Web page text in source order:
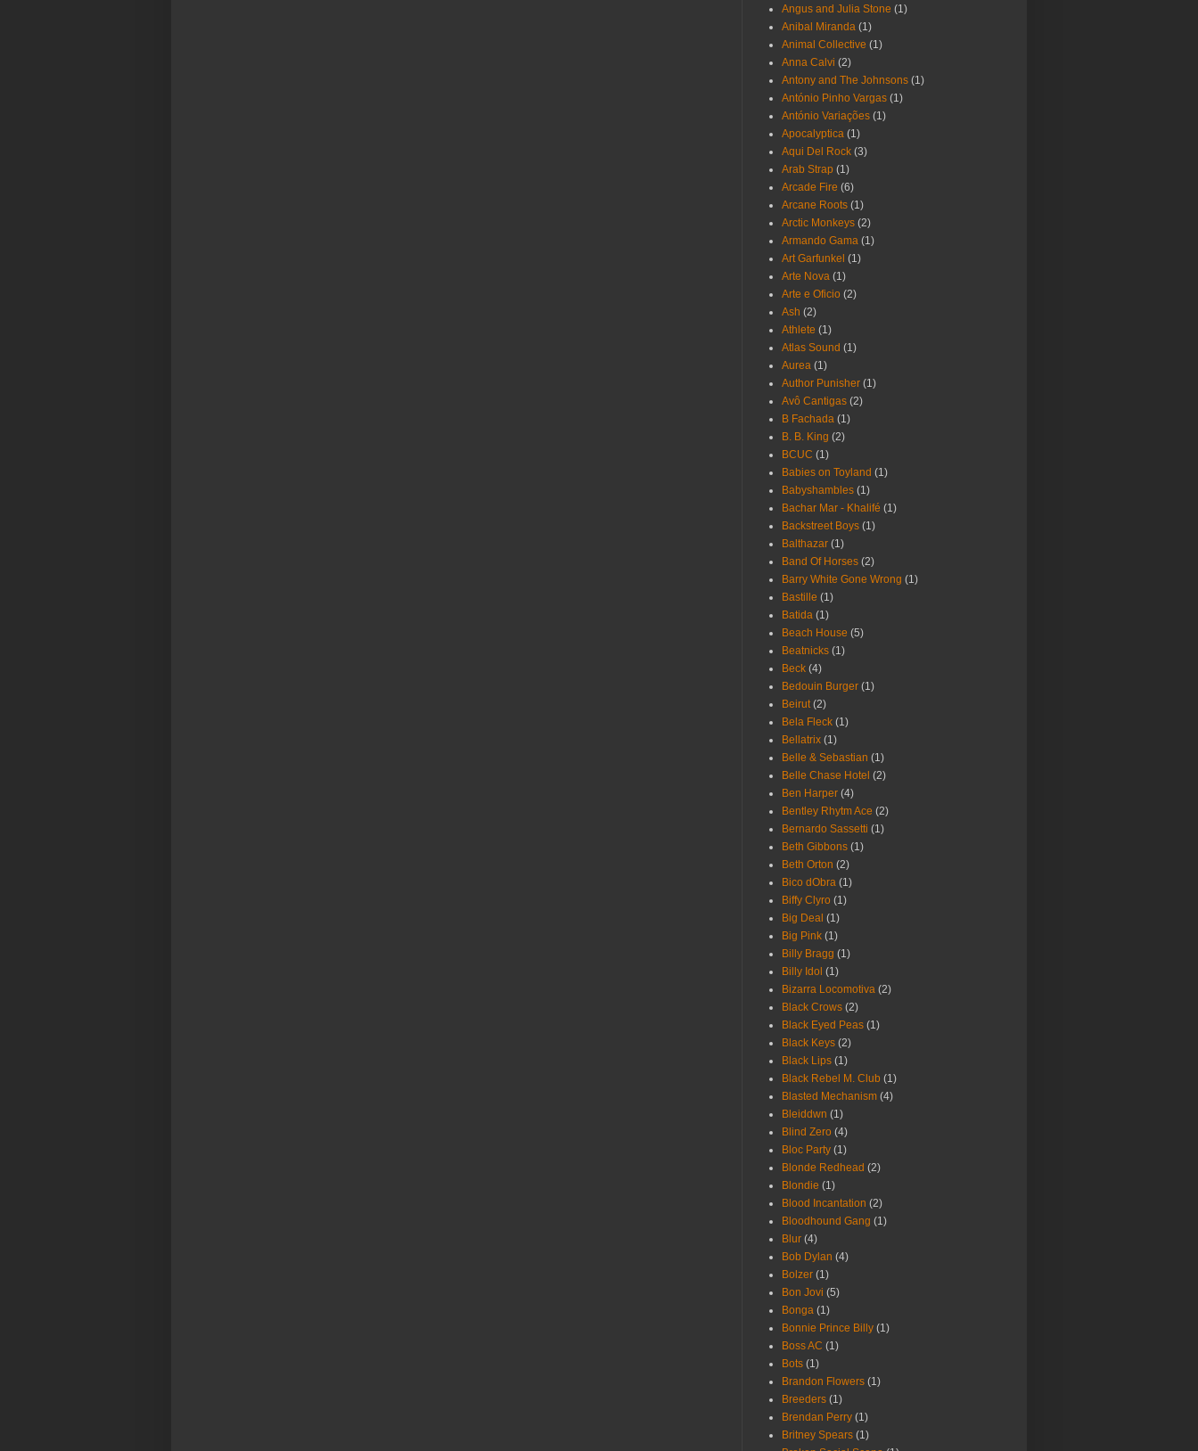
Angus and Julia Stone (1)
Anibal Miranda (1)
Animal Collective (1)
Anna Calvi (2)
Antony and The Johnsons (1)
António Pinho Vargas (1)
António Variações (1)
Apocalyptica (1)
Aqui Del Rock (3)
Arab Strap (1)
Arcade Fire (6)
Arcane Roots (1)
Arctic Monkeys (2)
Armando Gama (1)
Art Garfunkel (1)
Arte Nova (1)
Arte e Oficio (2)
Ash (2)
Athlete (1)
Atlas Sound (1)
Aurea (1)
Author Punisher (1)
Avô Cantigas (2)
B Fachada (1)
B. B. King (2)
BCUC (1)
Babies on Toyland (1)
Babyshambles (1)
Bachar Mar - Khalifé (1)
Backstreet Boys (1)
Balthazar (1)
Band Of Horses (2)
Barry White Gone Wrong (1)
Bastille (1)
Batida (1)
Beach House (5)
Beatnicks (1)
Beck (4)
Bedouin Burger (1)
Beirut (2)
Bela Fleck (1)
Bellatrix (1)
Belle & Sebastian (1)
Belle Chase Hotel (2)
Ben Harper (4)
Bentley Rhytm Ace (2)
Bernardo Sassetti (1)
Beth Gibbons (1)
Beth Orton (2)
Bico dObra (1)
Biffy Clyro (1)
Big Deal (1)
Big Pink (1)
Billy Bragg (1)
Billy Idol (1)
Bizarra Locomotiva (2)
Black Crows (2)
Black Eyed Peas (1)
Black Keys (2)
Black Lips (1)
Black Rebel M. Club (1)
Blasted Mechanism (4)
Bleiddwn (1)
Blind Zero (4)
Bloc Party (1)
Blonde Redhead (2)
Blondie (1)
Blood Incantation (2)
Bloodhound Gang (1)
Blur (4)
Bob Dylan (4)
Bolzer (1)
Bon Jovi (5)
Bonga (1)
Bonnie Prince Billy (1)
Boss AC (1)
Bots (1)
Brandon Flowers (1)
Breeders (1)
Brendan Perry (1)
Britney Spears (1)